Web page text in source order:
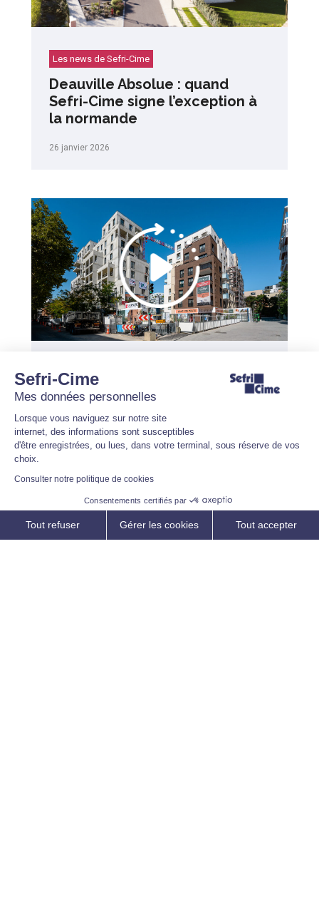
Les news de Sefri-Cime
Deauville Absolue : quand
Sefri-Cime signe l’exception à
la normande
26 janvier 2026
Les news de Sefri-Cime
[Issy-les-Moulineaux] Beaujour,
fin du gros œuvre et cap sur la
livraison en 2026
Sefri-Cime
Mes données personnelles
Lorsque vous naviguez sur notre site
internet, des informations sont susceptibles
d'être enregistrées, ou lues, dans votre terminal, sous réserve de vos
choix.
Consulter notre politique de cookies
Consentements certifiés par
Tout refuser Gérer les cookies Tout accepter